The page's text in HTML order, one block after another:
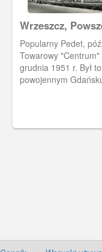
Wrzeszcz,
Towarowy
Popularny Pedet,
Towarowy "Centrum"
grudnia 1951 r. Był to pierwszy w
powojennym
miejscu powstał